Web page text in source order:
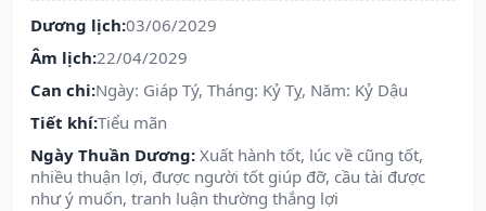
Dương lịch:03/06/2029
Âm lịch:22/04/2029
Can chi:Ngày: Giáp Tý, Tháng: Kỷ Tỵ, Năm: Kỷ Dậu
Tiết khí:Tiểu mãn
Ngày Thuần Dương: Xuất hành tốt, lúc về cũng tốt,
nhiều thuận lợi, được người tốt giúp đỡ, cầu tài được
như ý muốn, tranh luận thường thắng lợi